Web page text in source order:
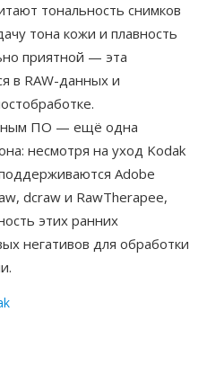
тональность снимков
тона кожи и плавность
приятной — эта
в RAW-данных и
ПО — ещё одна
несмотря на уход Kodak
Adobe
dcraw и RawTherapee,
этих ранних
негативов для обработки